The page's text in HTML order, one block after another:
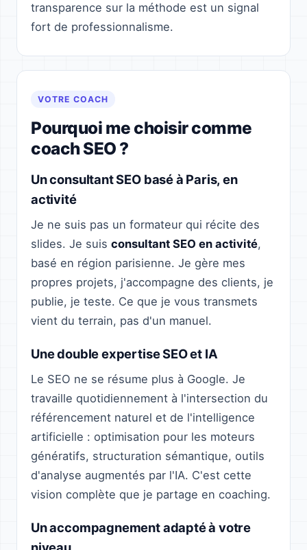
transparence sur la méthode est un signal
fort de professionnalisme.
VOTRE COACH
Pourquoi me choisir comme
coach SEO ?
Un consultant SEO basé à Paris, en
activité
Je ne suis pas un formateur qui récite des
slides. Je suis consultant SEO en activité,
basé en région parisienne. Je gère mes
propres projets, j'accompagne des clients, je
publie, je teste. Ce que je vous transmets
vient du terrain, pas d'un manuel.
Une double expertise SEO et IA
Le SEO ne se résume plus à Google. Je
travaille quotidiennement à l'intersection du
référencement naturel et de l'intelligence
artificielle : optimisation pour les moteurs
génératifs, structuration sémantique, outils
d'analyse augmentés par l'IA. C'est cette
vision complète que je partage en coaching.
Un accompagnement adapté à votre